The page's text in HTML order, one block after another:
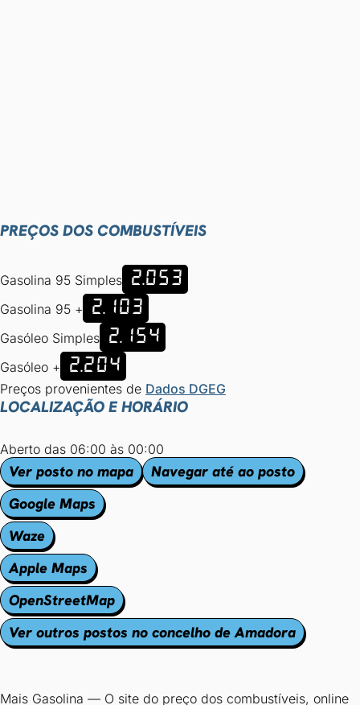
PREÇOS DOS COMBUSTÍVEIS
Gasolina 95 Simples 2.053
Gasolina 95 + 2.103
Gasóleo Simples 2.154
Gasóleo + 2.204
Preços provenientes de Dados DGEG
LOCALIZAÇÃO E HORÁRIO
Aberto das 06:00 às 00:00
Ver posto no mapa
Navegar até ao posto
Google Maps
Waze
Apple Maps
OpenStreetMap
Ver outros postos no concelho de Amadora
Mais Gasolina — O site do preço dos combustíveis, online